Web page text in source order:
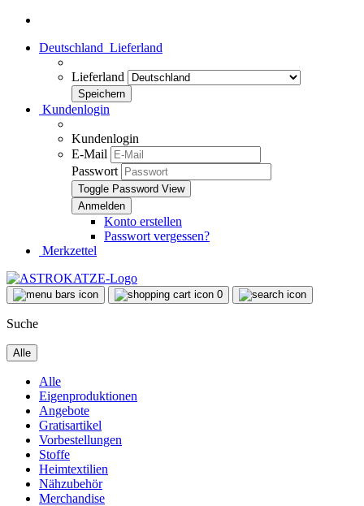
Deutschland Lieferland
Lieferland
Kundenlogin
Kundenlogin
E-Mail
Passwort
Toggle Password View
Konto erstellen
Passwort vergessen?
Merkzettel
0
Suche
Alle
Alle
Eigenproduktionen
Angebote
Gratisartikel
Vorbestellungen
Stoffe
Heimtextilien
Nähzubehör
Merchandise